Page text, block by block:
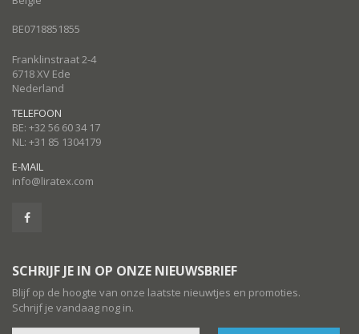
BE0718851855
Franklinstraat 2-4
6718 XV Ede
Nederland
TELEFOON
BE: +32 56 60 34 17
NL: +31 85 1304179
E-MAIL
info@liratex.com
SCHRIJF JE IN OP ONZE NIEUWSBRIEF
Blijf op de hoogte van onze laatste nieuwtjes en promoties.
Schrijf je vandaag nog in.